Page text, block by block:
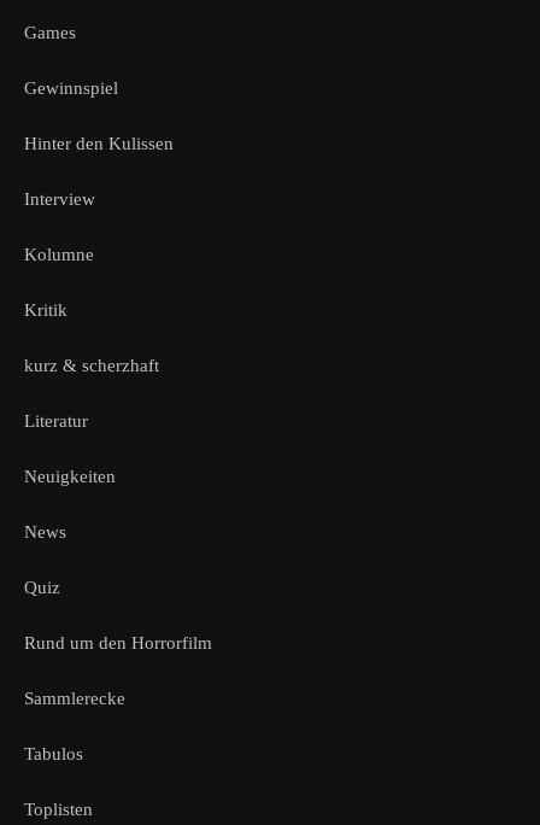
Games
Gewinnspiel
Hinter den Kulissen
Interview
Kolumne
Kritik
kurz & scherzhaft
Literatur
Neuigkeiten
News
Quiz
Rund um den Horrorfilm
Sammlerecke
Tabulos
Toplisten